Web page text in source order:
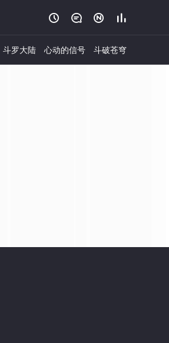
   
斗罗大陆 心动的信号 斗破苍穹